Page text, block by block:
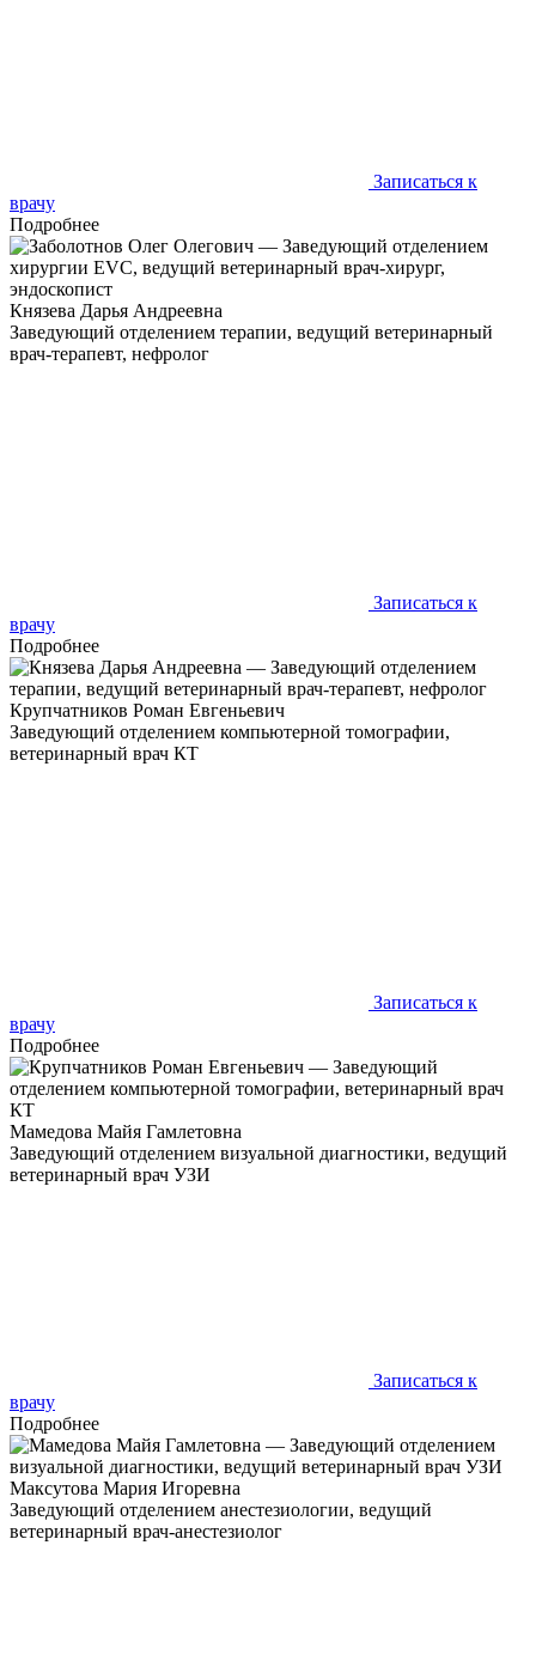
Записаться к
врачу
Подробнее
Князева Дарья Андреевна
Заведующий отделением терапии, ведущий ветеринарный
врач-терапевт, нефролог
Записаться к
врачу
Подробнее
Крупчатников Роман Евгеньевич
Заведующий отделением компьютерной томографии,
ветеринарный врач КТ
Записаться к
врачу
Подробнее
Мамедова Майя Гамлетовна
Заведующий отделением визуальной диагностики, ведущий
ветеринарный врач УЗИ
Записаться к
врачу
Подробнее
Максутова Мария Игоревна
Заведующий отделением анестезиологии, ведущий
ветеринарный врач-анестезиолог